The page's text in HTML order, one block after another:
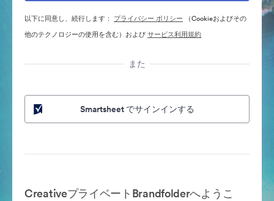
以下に同意し、続行します： プライバシー ポリシー （Cookieおよびその
他のテクノロジーの使用を含む）およびサービス利用規約
また
Smartsheet でサインインする
CreativeプライベートBrandfolderへようこ